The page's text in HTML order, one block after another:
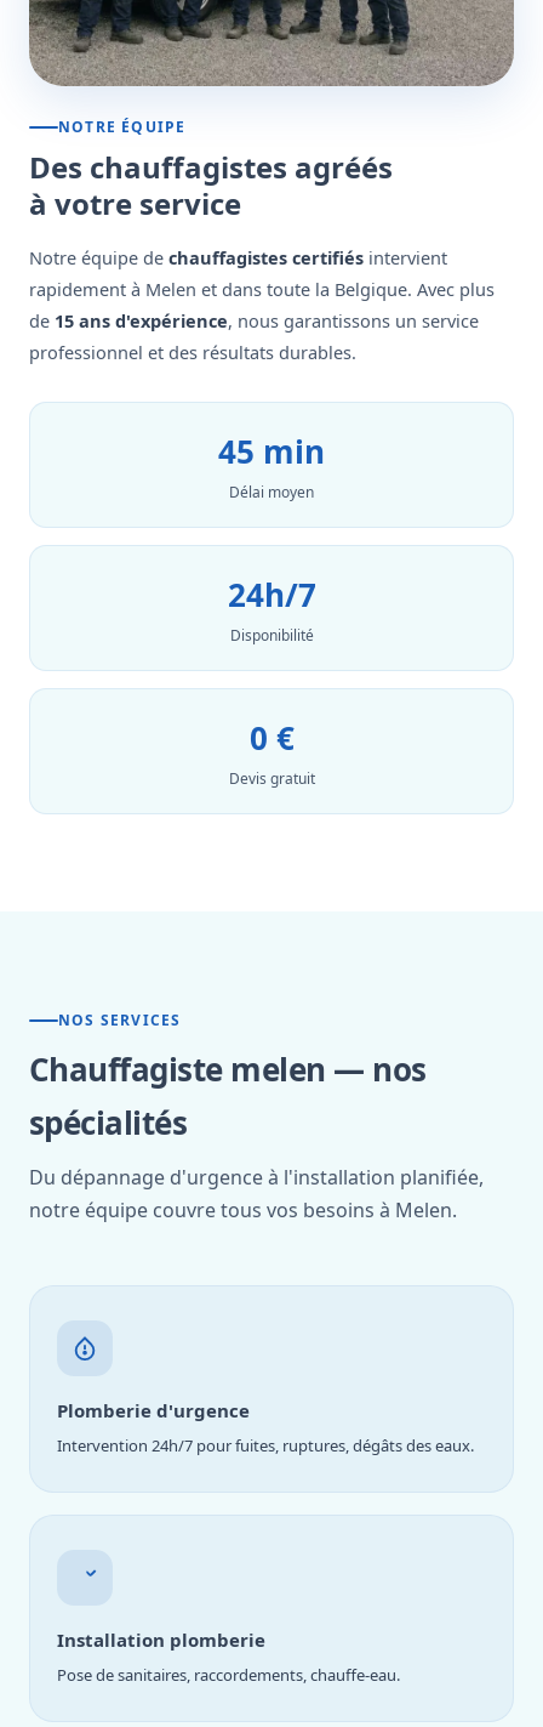
NOTRE ÉQUIPE
Des chauffagistes agréés
à votre service
Notre équipe de chauffagistes certifiés intervient
rapidement à Melen et dans toute la Belgique. Avec plus
de 15 ans d'expérience, nous garantissons un service
professionnel et des résultats durables.
45 min
Délai moyen
24h/7
Disponibilité
0 €
Devis gratuit
NOS SERVICES
Chauffagiste melen — nos
spécialités
Du dépannage d'urgence à l'installation planifiée,
notre équipe couvre tous vos besoins à Melen.
Plomberie d'urgence
Intervention 24h/7 pour fuites, ruptures, dégâts des eaux.
Installation plomberie
Pose de sanitaires, raccordements, chauffe-eau.